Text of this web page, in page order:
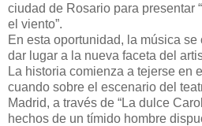
ciudad de Rosario para presentar
el viento”.
En esta oportunidad, la música se
dar lugar a la nueva faceta del
La historia comienza a tejerse en
cuando sobre el escenario del
Madrid, a través de “La dulce
hechos de un tímido hombre